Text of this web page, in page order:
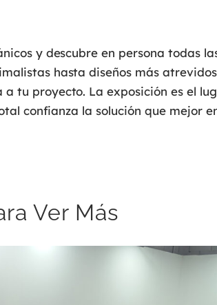
y descubre en persona todas
hasta diseños más
tu proyecto. La exposición es el
confianza la solución que mejor
Ver Más